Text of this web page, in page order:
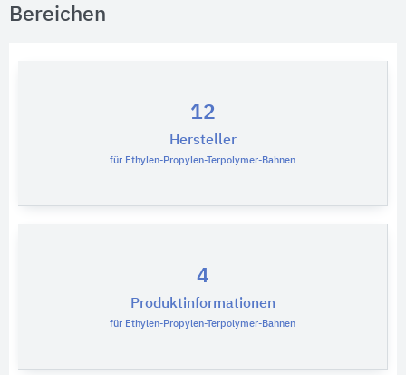
Bereichen
12
Hersteller
für Ethylen-Propylen-Terpolymer-Bahnen
4
Produktinformationen
für Ethylen-Propylen-Terpolymer-Bahnen